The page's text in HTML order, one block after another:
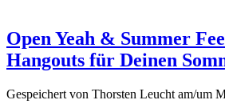
Open Yeah & Summer
Hangouts für Deinen
Gespeichert von Thorsten Leucht am/um